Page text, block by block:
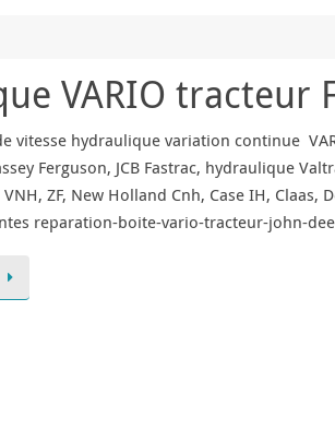
VARIO tracteur
vitesse hydraulique variation continue
Ferguson, JCB Fastrac, hydraulique
ZF, New Holland Cnh, Case IH,
reparation-boite-vario-tracteur-john-